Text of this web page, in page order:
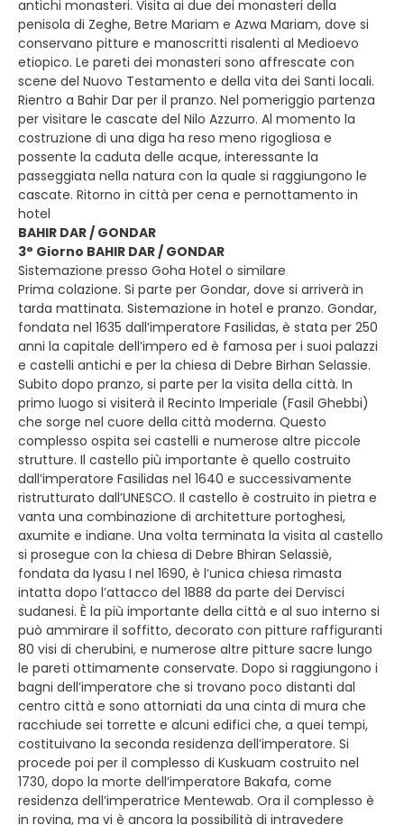
antichi monasteri. Visita ai due dei monasteri della
penisola di Zeghe, Betre Mariam e Azwa Mariam, dove si
conservano pitture e manoscritti risalenti al Medioevo
etiopico. Le pareti dei monasteri sono affrescate con
scene del Nuovo Testamento e della vita dei Santi locali.
Rientro a Bahir Dar per il pranzo. Nel pomeriggio partenza
per visitare le cascate del Nilo Azzurro. Al momento la
costruzione di una diga ha reso meno rigogliosa e
possente la caduta delle acque, interessante la
passeggiata nella natura con la quale si raggiungono le
cascate. Ritorno in città per cena e pernottamento in
hotel
BAHIR DAR / GONDAR
3° Giorno BAHIR DAR / GONDAR
Sistemazione presso Goha Hotel o similare
Prima colazione. Si parte per Gondar, dove si arriverà in
tarda mattinata. Sistemazione in hotel e pranzo. Gondar,
fondata nel 1635 dall’imperatore Fasilidas, è stata per 250
anni la capitale dell’impero ed è famosa per i suoi palazzi
e castelli antichi e per la chiesa di Debre Birhan Selassie.
Subito dopo pranzo, si parte per la visita della città. In
primo luogo si visiterà il Recinto Imperiale (Fasil Ghebbi)
che sorge nel cuore della città moderna. Questo
complesso ospita sei castelli e numerose altre piccole
strutture. Il castello più importante è quello costruito
dall’imperatore Fasilidas nel 1640 e successivamente
ristrutturato dall’UNESCO. Il castello è costruito in pietra e
vanta una combinazione di architetture portoghesi,
axumite e indiane. Una volta terminata la visita al castello
si prosegue con la chiesa di Debre Bhiran Selassiè,
fondata da Iyasu I nel 1690, è l’unica chiesa rimasta
intatta dopo l’attacco del 1888 da parte dei Dervisci
sudanesi. È la più importante della città e al suo interno si
può ammirare il soffitto, decorato con pitture raffiguranti
80 visi di cherubini, e numerose altre pitture sacre lungo
le pareti ottimamente conservate. Dopo si raggiungono i
bagni dell’imperatore che si trovano poco distanti dal
centro città e sono attorniati da una cinta di mura che
racchiude sei torrette e alcuni edifici che, a quei tempi,
costituivano la seconda residenza dell’imperatore. Si
procede poi per il complesso di Kuskuam costruito nel
1730, dopo la morte dell’imperatore Bakafa, come
residenza dell’imperatrice Mentewab. Ora il complesso è
in rovina, ma vi è ancora la possibilità di intravedere